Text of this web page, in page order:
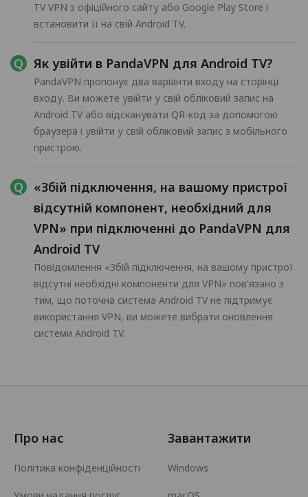
TV VPN з офіційного сайту або Google Play Store і
встановити її на свій Android TV.
Як увійти в PandaVPN для Android TV?
PandaVPN пропонує два варіанти входу на сторінці
входу. Ви можете увійти у свій обліковий запис на
Android TV або відсканувати QR-код за допомогою
браузера і увійти у свій обліковий запис з мобільного
пристрою.
«Збій підключення, на вашому пристрої
відсутній компонент, необхідний для
VPN» при підключенні до PandaVPN для
Android TV
Повідомлення «Збій підключення, на вашому пристрої
відсутні необхідні компоненти для VPN» пов'язано з
тим, що поточна система Android TV не підтримує
використання VPN, ви можете вибрати оновлення
системи Android TV.
Про нас
Політика конфіденційності
Завантажити
Windows